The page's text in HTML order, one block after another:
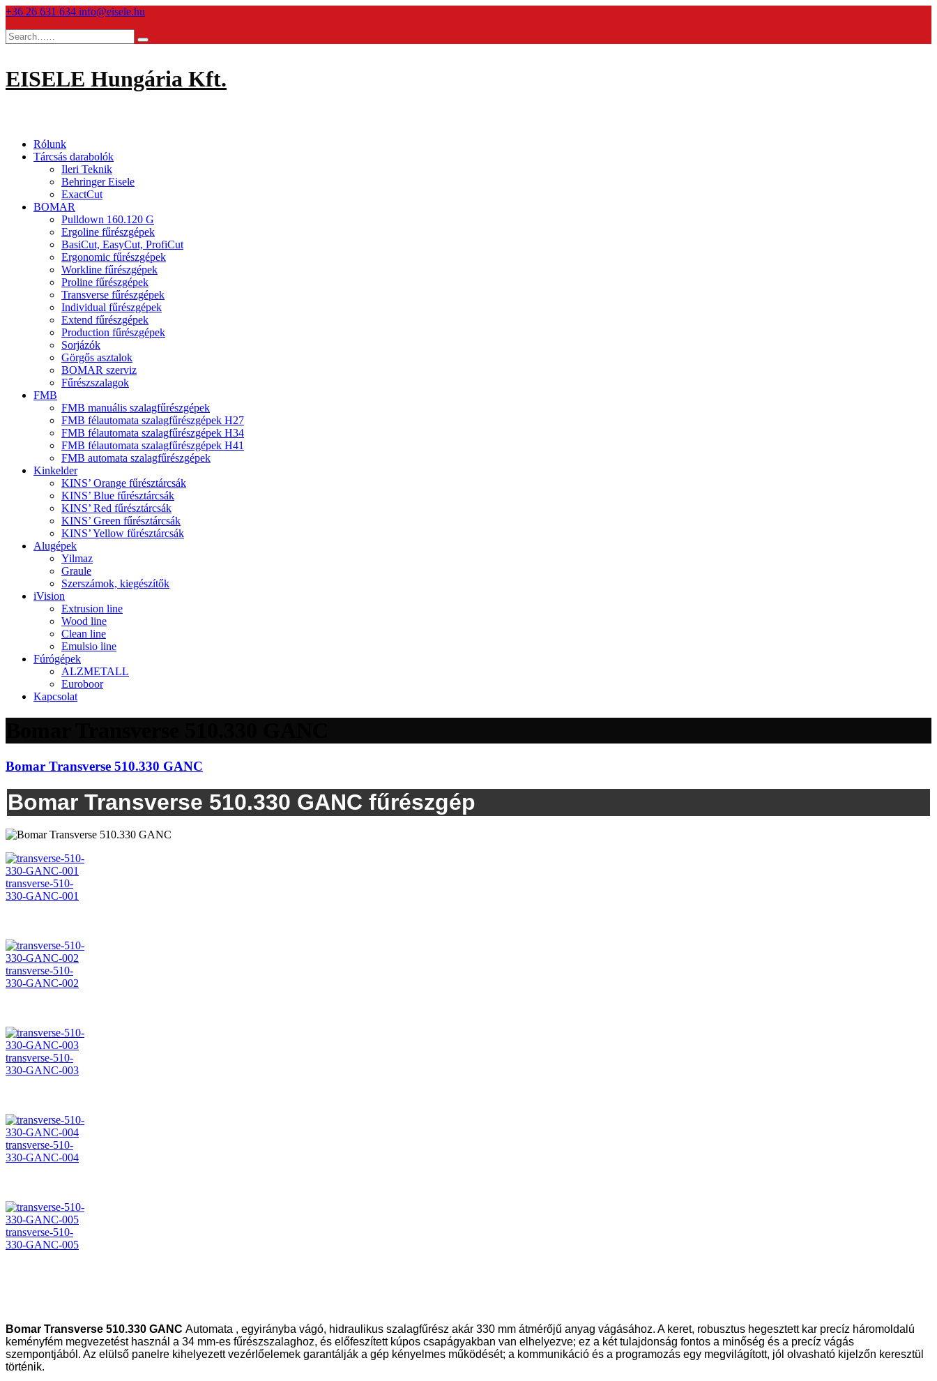
Skip
content
+36 26 631 634 info@eisele.hu
EISELE Hungária Kft.
Rólunk
Tárcsás darabolók
Ileri Teknik
Behringer Eisele
ExactCut
BOMAR
Pulldown 160.120 G
Ergoline fűrészgépek
BasiCut, EasyCut, ProfiCut
Ergonomic fűrészgépek
Workline fűrészgépek
Proline fűrészgépek
Transverse fűrészgépek
Individual fűrészgépek
Extend fűrészgépek
Production fűrészgépek
Sorjázók
Görgős asztalok
BOMAR szerviz
Fűrészszalagok
FMB
FMB manuális szalagfűrészgépek
FMB félautomata szalagfűrészgépek H27
FMB félautomata szalagfűrészgépek H34
FMB félautomata szalagfűrészgépek H41
FMB automata szalagfűrészgépek
Kinkelder
KINS’ Orange fűrésztárcsák
KINS’ Blue fűrésztárcsák
KINS’ Red fűrésztárcsák
KINS’ Green fűrésztárcsák
KINS’ Yellow fűrésztárcsák
Alugépek
Yilmaz
Graule
Szerszámok, kiegészítők
iVision
Extrusion line
Wood line
Clean line
Emulsio line
Fúrógépek
ALZMETALL
Euroboor
Kapcsolat
Bomar Transverse 510.330 GANC
Bomar Transverse 510.330 GANC fűrészgép
transverse-510-
330-GANC-001
transverse-510-
330-GANC-002
transverse-510-
330-GANC-003
transverse-510-
330-GANC-004
transverse-510-
330-GANC-005
Bomar Transverse 510.330 GANC Automata , egyirányba vágó, hidraulikus szalagfűrész akár 330 mm átmérőjű anyag vágásához. A keret, robusztus hegesztett kar precíz háromoldalú
keményfém megvezetést használ a 34 mm-es fűrészszalaghoz, és előfeszített kúpos csapágyakban van elhelyezve; ez a két tulajdonság fontos a minőség és a precíz vágás
szempontjából. Az elülső panelre kihelyezett vezérlőelemek garantálják a gép kényelmes működését; a kommunikáció és a programozás egy megvilágított, jól olvasható kijelzőn keresztül
történik.